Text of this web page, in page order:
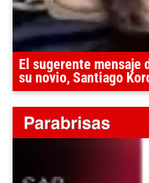
El sugerente mensaje
su novio, Santiago